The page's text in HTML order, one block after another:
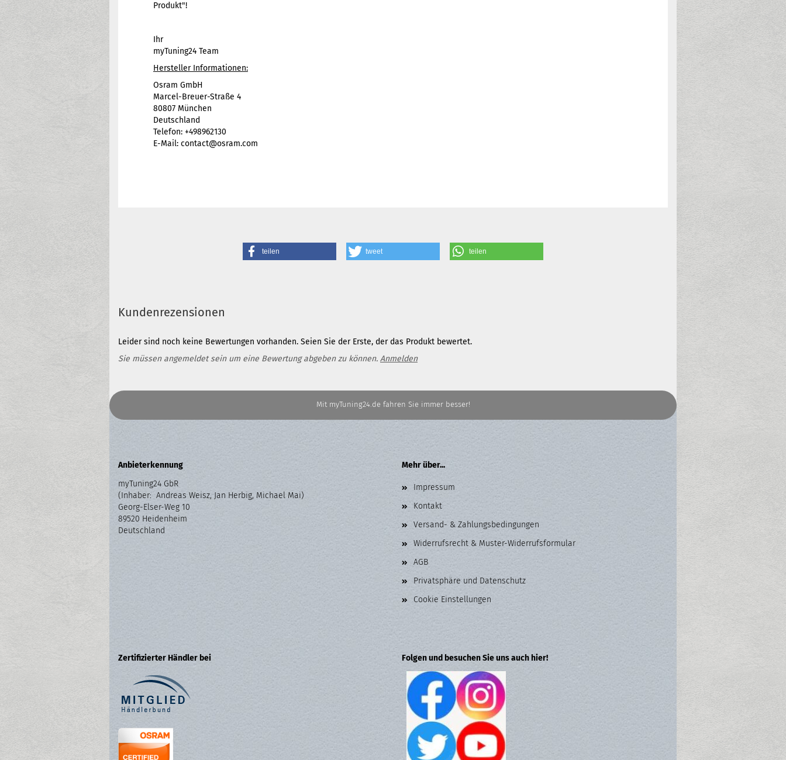
Produkt"!
Ihr
myTuning24 Team
Hersteller Informationen:
Osram GmbH
Marcel-Breuer-Straße 4
80807 München
Deutschland
Telefon: +498962130
E-Mail: contact@osram.com
teilen tweet teilen
Kundenrezensionen
Leider sind noch keine Bewertungen vorhanden. Seien Sie der Erste, der das Produkt bewertet.
Sie müssen angemeldet sein um eine Bewertung abgeben zu können. Anmelden
Mit myTuning24.de fahren Sie immer besser!
Anbieterkennung
myTuning24 GbR
(Inhaber: Andreas Weisz, Jan Herbig, Michael Mai)
Georg-Elser-Weg 10
89520 Heidenheim
Deutschland
Mehr über...
Impressum
Kontakt
Versand- & Zahlungsbedingungen
Widerrufsrecht & Muster-Widerrufsformular
AGB
Privatsphäre und Datenschutz
Cookie Einstellungen
Zertifizierter Händler bei Folgen und besuchen Sie uns auch hier!